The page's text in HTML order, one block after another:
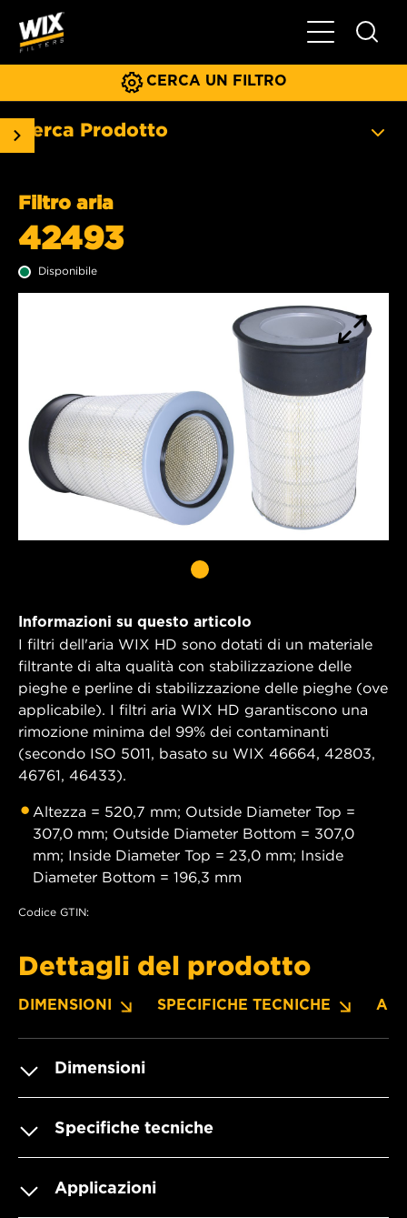
Menu
CERCA UN FILTRO
Cerca Prodotto
Filtro aria
42493
Disponibile
Informazioni su questo articolo
I filtri dell'aria WIX HD sono dotati di un materiale
filtrante di alta qualità con stabilizzazione delle
pieghe e perline di stabilizzazione delle pieghe (ove
applicabile). I filtri aria WIX HD garantiscono una
rimozione minima del 99% dei contaminanti
(secondo ISO 5011, basato su WIX 46664, 42803,
46761, 46433).
Altezza = 520,7 mm; Outside Diameter Top =
307,0 mm; Outside Diameter Bottom = 307,0
mm; Inside Diameter Top = 23,0 mm; Inside
Diameter Bottom = 196,3 mm
Codice GTIN:
Dettagli del prodotto
DIMENSIONI SPECIFICHE TECNICHE
Dimensioni
Specifiche tecniche
Applicazioni